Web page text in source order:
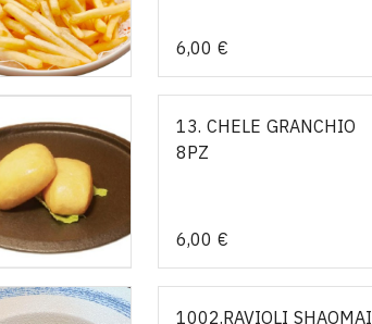
6,00 €
13. CHELE GRANCHIO
8PZ
6,00 €
1002.RAVIOLI SHAOMAI